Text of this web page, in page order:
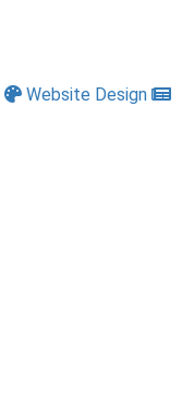
Website Design